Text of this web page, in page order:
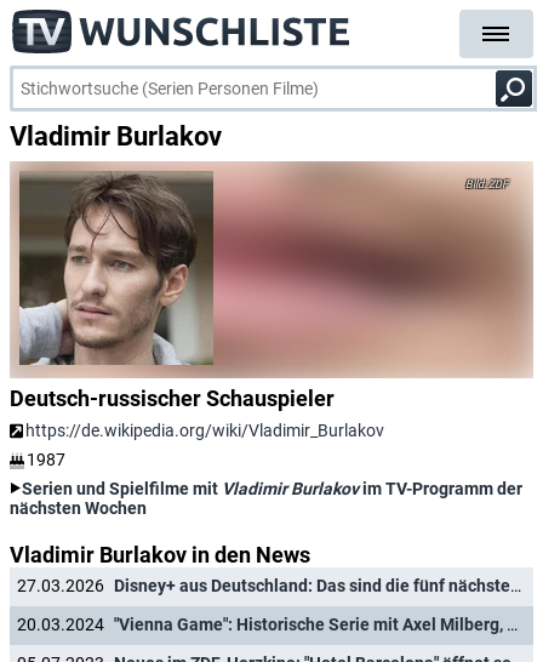
Vladimir Burlakov
ZDF
Deutsch-russischer Schauspieler
https://de.wikipedia.org/wiki/Vladimir_Burlakov
1987
Serien und Spielfilme mit Vladimir Burlakovim TV-Programm der
nächsten Wochen
Vladimir Burlakov in den News
27.03.2026
Disney+ aus Deutschland: Das sind die fünf nächsten Serien
20.03.2024
"Vienna Game": Historische Serie mit Axel Milberg, Rufus Beck und Heike Makatsch für Disney+